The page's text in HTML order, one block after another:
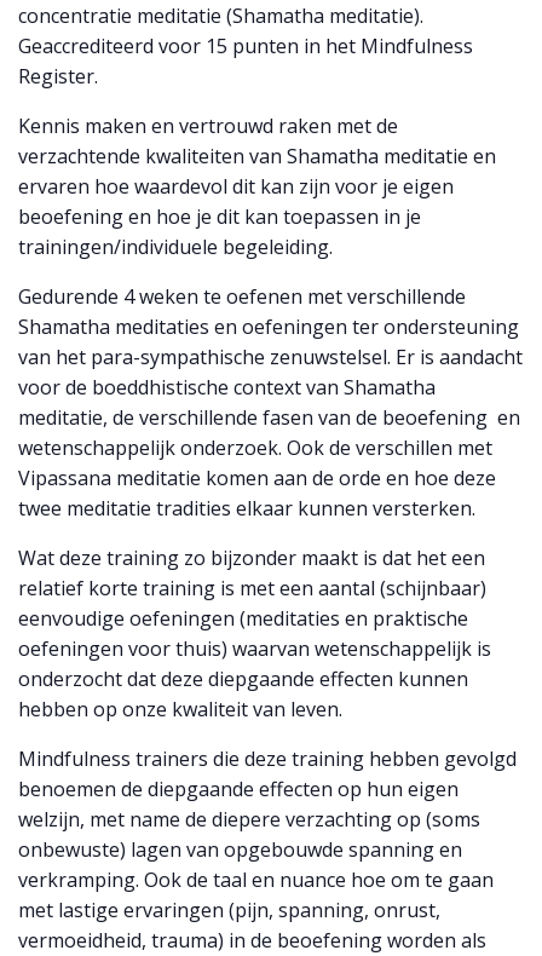
concentratie meditatie (Shamatha meditatie).
Geaccrediteerd voor 15 punten in het Mindfulness
Register.
Kennis maken en vertrouwd raken met de
verzachtende kwaliteiten van Shamatha meditatie en
ervaren hoe waardevol dit kan zijn voor je eigen
beoefening en hoe je dit kan toepassen in je
trainingen/individuele begeleiding.
Gedurende 4 weken te oefenen met verschillende
Shamatha meditaties en oefeningen ter ondersteuning
van het para-sympathische zenuwstelsel. Er is aandacht
voor de boeddhistische context van Shamatha
meditatie, de verschillende fasen van de beoefening en
wetenschappelijk onderzoek. Ook de verschillen met
Vipassana meditatie komen aan de orde en hoe deze
twee meditatie tradities elkaar kunnen versterken.
Wat deze training zo bijzonder maakt is dat het een
relatief korte training is met een aantal (schijnbaar)
eenvoudige oefeningen (meditaties en praktische
oefeningen voor thuis) waarvan wetenschappelijk is
onderzocht dat deze diepgaande effecten kunnen
hebben op onze kwaliteit van leven.
Mindfulness trainers die deze training hebben gevolgd
benoemen de diepgaande effecten op hun eigen
welzijn, met name de diepere verzachting op (soms
onbewuste) lagen van opgebouwde spanning en
verkramping. Ook de taal en nuance hoe om te gaan
met lastige ervaringen (pijn, spanning, onrust,
vermoeidheid, trauma) in de beoefening worden als